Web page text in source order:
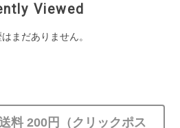
Viewed
まだありません。
料 200円（クリックポス